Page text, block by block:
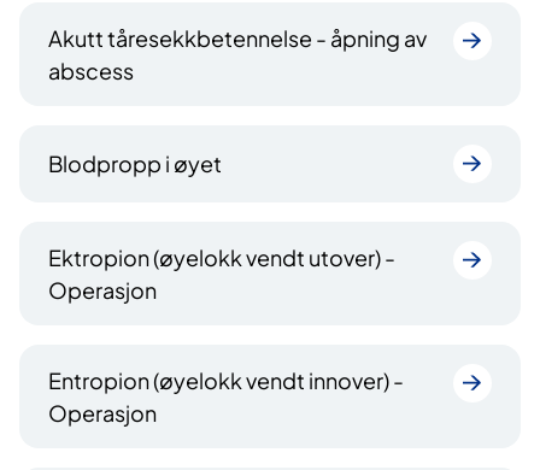
Akutt tåresekkbetennelse - åpning av
abscess
Blodpropp i øyet
Ektropion (øyelokk vendt utover) -
Operasjon
Entropion (øyelokk vendt innover) -
Operasjon